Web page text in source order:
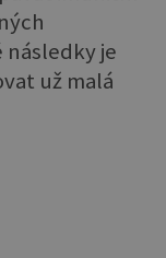
následky je
už malá